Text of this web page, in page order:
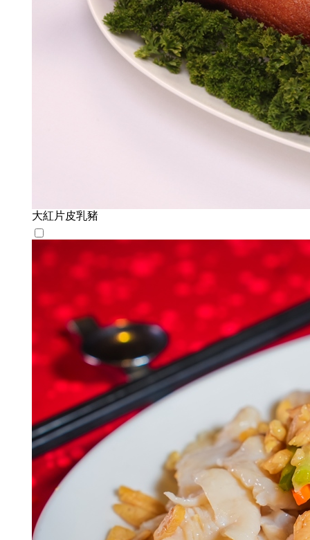
大紅片皮乳豬